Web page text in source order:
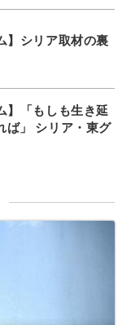
】シリア取材の裏
】「もしも生き延
ば」 シリア・東グ